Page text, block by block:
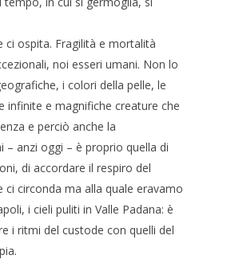
ci ospita. Fragilità e mortalità
noi esseri umani. Non lo
i colori della pelle, le
e magnifiche creature che
e perciò anche la
– anzi oggi – è proprio quella di
di accordare il respiro del
circonda ma alla quale eravamo
i cieli puliti in Valle Padana: è
i ritmi del custode con quelli del